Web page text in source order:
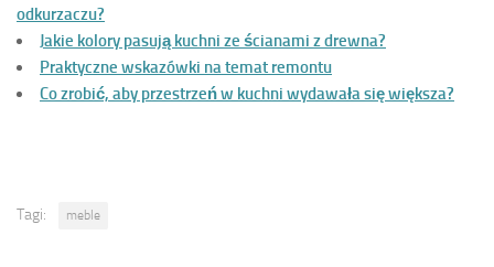
odkurzaczu?
Jakie kolory pasują kuchni ze ścianami z drewna?
Praktyczne wskazówki na temat remontu
Co zrobić, aby przestrzeń w kuchni wydawała się większa?
Tagi: meble